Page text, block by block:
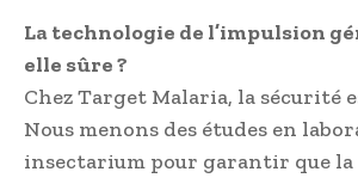
La technologie de l’impulsion
elle sûre ?
Chez Target Malaria, la sécurité
Nous menons des études en
insectarium pour garantir que